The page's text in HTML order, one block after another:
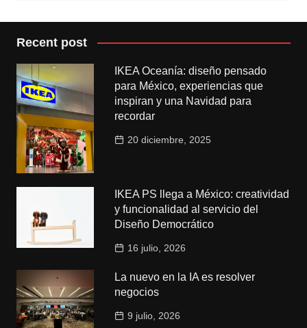
Recent post
IKEA Oceanía: diseño pensado
para México, experiencias que
inspiran y una Navidad para
recordar
20 diciembre, 2025
IKEA PS llega a México: creatividad
y funcionalidad al servicio del
Diseño Democrático
16 julio, 2026
La nuevo en la IA es resolver
negocios
9 julio, 2026